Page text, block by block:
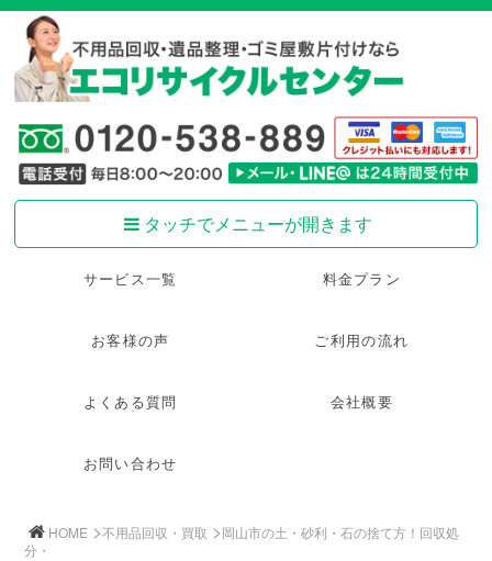
タッチでメニューが開きます
サービス一覧 料金プラン
お客様の声 ご利用の流れ
よくある質問 会社概要
お問い合わせ
HOME >不用品回収・買取 >岡山市の土・砂利・石の捨て方！回収処
分・